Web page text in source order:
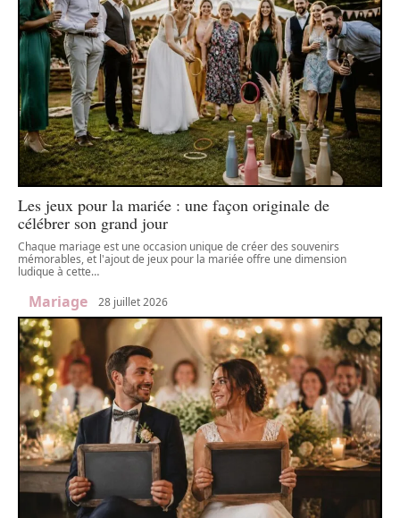
Les jeux pour la mariée : une façon originale de
célébrer son grand jour
Chaque mariage est une occasion unique de créer des souvenirs
mémorables, et l'ajout de jeux pour la mariée offre une dimension
ludique à cette…
Mariage 28 juillet 2026